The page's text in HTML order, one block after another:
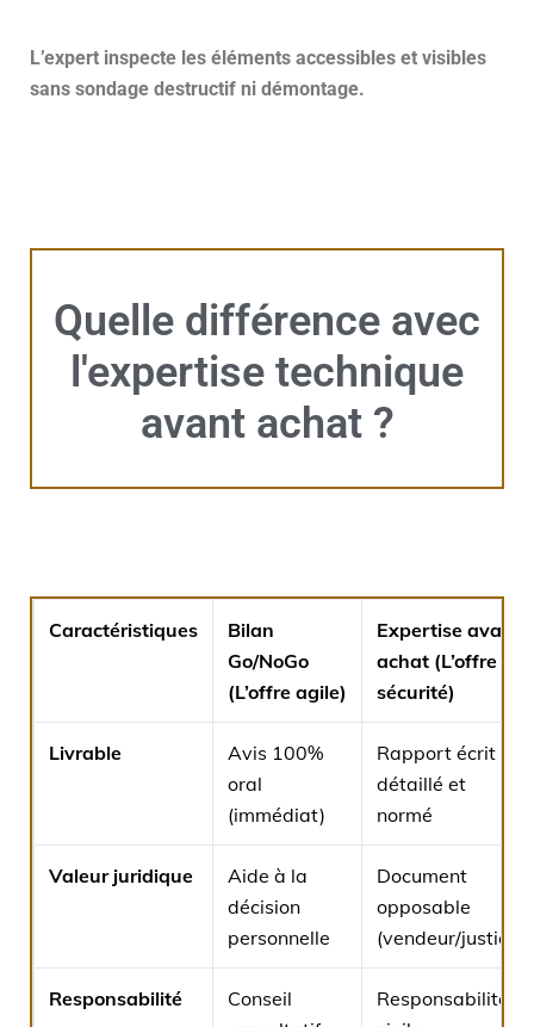
L’expert inspecte les éléments accessibles et visibles
sans sondage destructif ni démontage.
Quelle différence avec
l'expertise technique
avant achat ?
Caractéristiques
Bilan
Go/NoGo
(L’offre agile)
Expertise avant
achat (L’offre
sécurité)
Livrable
Avis 100%
oral
(immédiat)
Rapport écrit
détaillé et
normé
Valeur juridique
Aide à la
décision
personnelle
Document
opposable
(vendeur/justice)
Responsabilité
Conseil
Responsabilité